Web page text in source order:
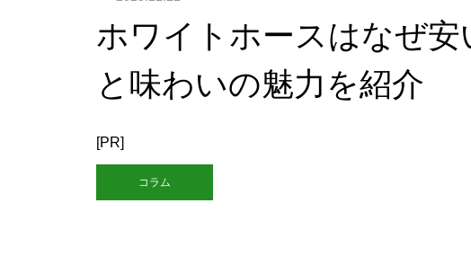
ホワイトホースはなぜ
と味わいの魅力を紹介
[PR]
コラム